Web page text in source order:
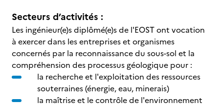
Secteurs d’activités :
Les ingénieur(e)s diplômé(e)s de l'EOST ont vocation
à exercer dans les entreprises et organismes
concernés par la reconnaissance du sous-sol et la
compréhension des processus géologique pour :
la recherche et l'exploitation des ressources
souterraines (énergie, eau, minerais)
la maîtrise et le contrôle de l'environnement